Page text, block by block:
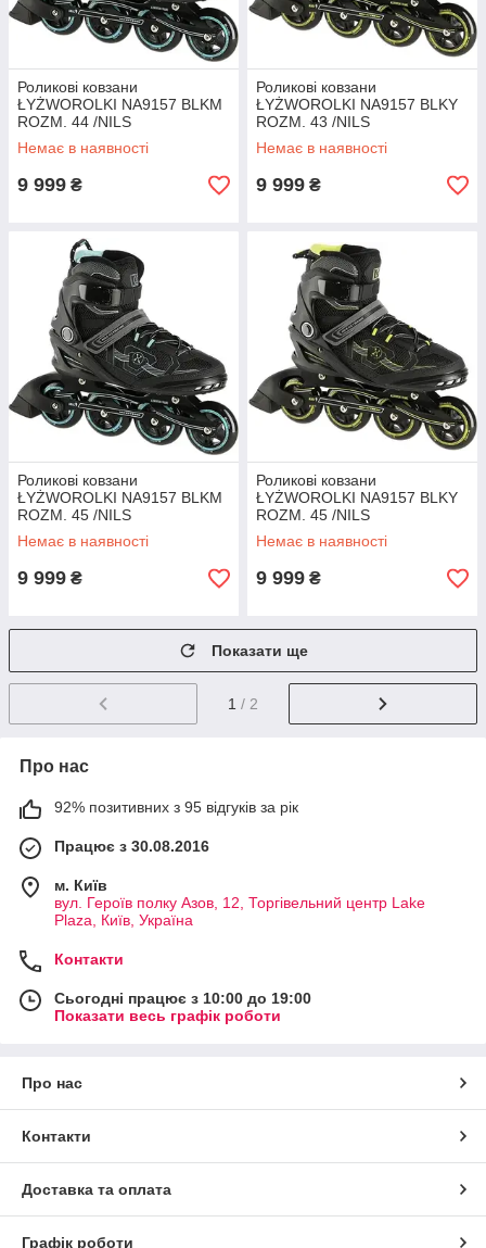
Роликові ковзани
ŁYŻWOROLKI NA9157 BLKM
ROZM. 44 /NILS
Немає в наявності
9 999 ₴
Роликові ковзани
ŁYŻWOROLKI NA9157 BLKY
ROZM. 43 /NILS
Немає в наявності
9 999 ₴
Роликові ковзани
ŁYŻWOROLKI NA9157 BLKM
ROZM. 45 /NILS
Немає в наявності
9 999 ₴
Роликові ковзани
ŁYŻWOROLKI NA9157 BLKY
ROZM. 45 /NILS
Немає в наявності
9 999 ₴
Показати ще
1 / 2
Про нас
92% позитивних з 95 відгуків за рік
Працює з 30.08.2016
м. Київ
вул. Героїв полку Азов, 12, Торгівельний центр Lake
Plaza, Київ, Україна
Контакти
Сьогодні працює з 10:00 до 19:00
Показати весь графік роботи
Про нас
Контакти
Доставка та оплата
Графік роботи